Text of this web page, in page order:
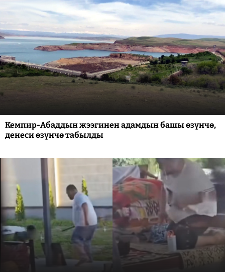
Кемпир-Абаддын жээгинен адамдын башы өзүнчө,
денеси өзүнчө табылды